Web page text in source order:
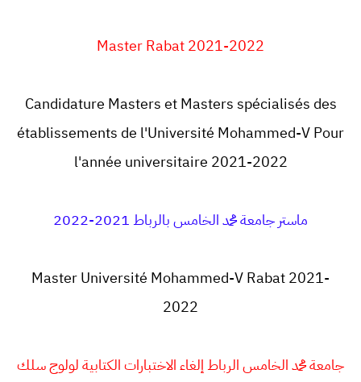
Master Rabat 2021-2022
Candidature Masters et Masters spécialisés des
établissements de l'Université Mohammed-V Pour
l'année universitaire 2021-2022
ماستر جامعة محمد الخامس بالرباط 2021-2022
Master Université Mohammed-V Rabat 2021-
2022
جامعة محمد الخامس الرباطإلغاء الاختبارات الكتابية لولوج سلك